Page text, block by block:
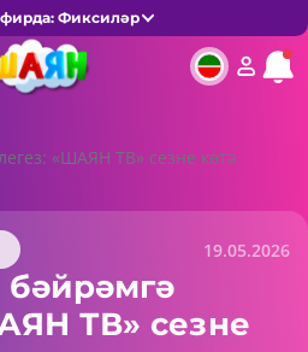
Фиксиләр
«ШАЯН ТВ» сезне көтә
19.05.2026
бәйрәмгә
ТВ» сезне